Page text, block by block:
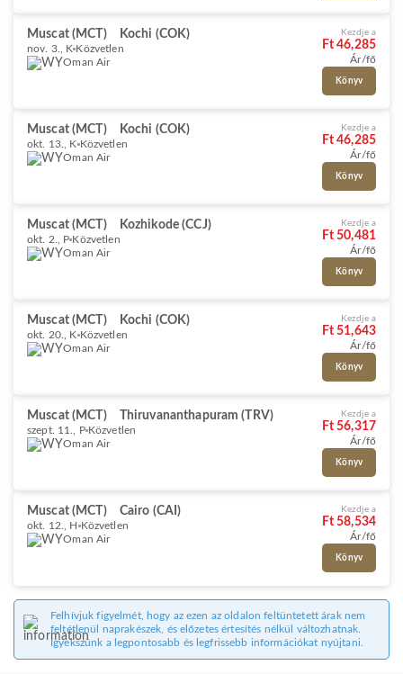
Muscat (MCT) Kochi (COK)
nov. 3., K Közvetlen
Oman Air
Kezdje a
Ft 46,285
Ár/fő
Könyv
Muscat (MCT) Kochi (COK)
okt. 13., K Közvetlen
Oman Air
Kezdje a
Ft 46,285
Ár/fő
Könyv
Muscat (MCT) Kozhikode (CCJ)
okt. 2., P Közvetlen
Oman Air
Kezdje a
Ft 50,481
Ár/fő
Könyv
Muscat (MCT) Kochi (COK)
okt. 20., K Közvetlen
Oman Air
Kezdje a
Ft 51,643
Ár/fő
Könyv
Muscat (MCT) Thiruvananthapuram (TRV)
szept. 11., P Közvetlen
Oman Air
Kezdje a
Ft 56,317
Ár/fő
Könyv
Muscat (MCT) Cairo (CAI)
okt. 12., H Közvetlen
Oman Air
Kezdje a
Ft 58,534
Ár/fő
Könyv
Felhívjuk figyelmét, hogy az ezen az oldalon feltüntetett árak nem
feltétlenül naprakészek, és előzetes értesítés nélkül változhatnak.
Igyekszünk a legpontosabb és legfrissebb információkat nyújtani.